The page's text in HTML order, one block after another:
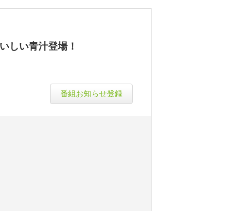
しい青汁登場！
番組お知らせ登録